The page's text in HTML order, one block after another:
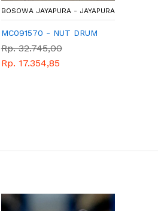
BOSOWA JAYAPURA - JAYAPURA
MC091570 - NUT DRUM
Rp. 32.745,00
Rp. 17.354,85